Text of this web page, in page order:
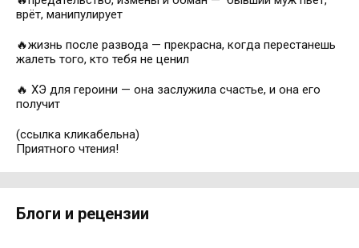
врёт, манипулирует
🔥жизнь после развода — прекрасна, когда перестанешь
жалеть того, кто тебя не ценил
🔥 ХЭ для героини — она заслужила счастье, и она его
получит
(ссылка кликабельна)
Приятного чтения!
Блоги и рецензии